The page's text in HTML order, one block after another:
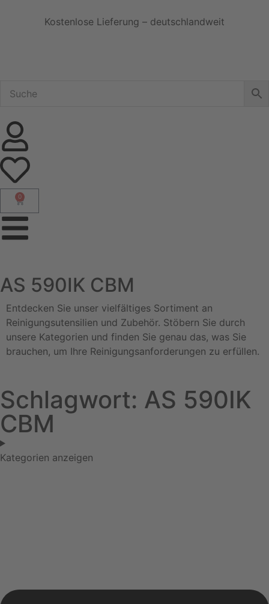
Kostenlose Lieferung – deutschlandweit
0
AS 590IK CBM
Entdecken Sie unser vielfältiges Sortiment an
Reinigungsutensilien und Zubehör. Stöbern Sie durch
unsere Kategorien und finden Sie genau das, was Sie
brauchen, um Ihre Reinigungsanforderungen zu erfüllen.
Schlagwort: AS 590IK
CBM
Kategorien anzeigen